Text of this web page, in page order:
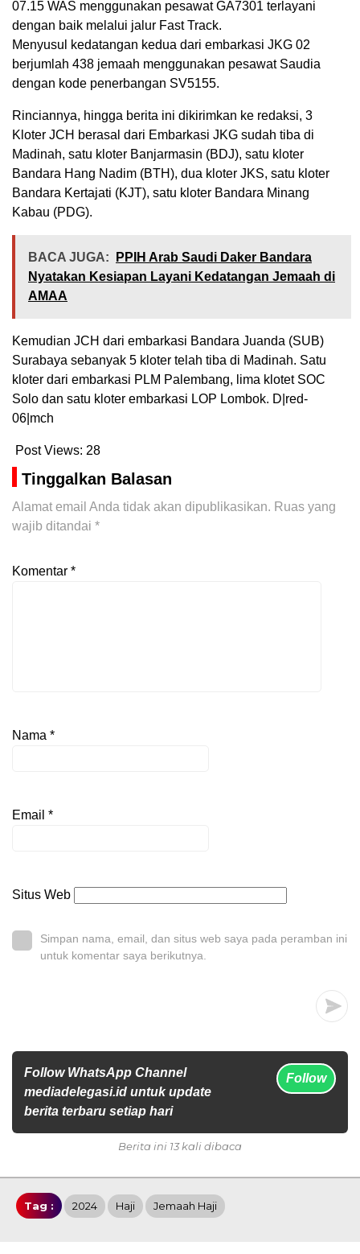
07.15 WAS menggunakan pesawat GA7301 terlayani
dengan baik melalui jalur Fast Track.
Menyusul kedatangan kedua dari embarkasi JKG 02
berjumlah 438 jemaah menggunakan pesawat Saudia
dengan kode penerbangan SV5155.
Rinciannya, hingga berita ini dikirimkan ke redaksi, 3
Kloter JCH berasal dari Embarkasi JKG sudah tiba di
Madinah, satu kloter Banjarmasin (BDJ), satu kloter
Bandara Hang Nadim (BTH), dua kloter JKS, satu kloter
Bandara Kertajati (KJT), satu kloter Bandara Minang
Kabau (PDG).
BACA JUGA:
PPIH Arab Saudi Daker Bandara
Nyatakan Kesiapan Layani Kedatangan Jemaah di
AMAA
Kemudian JCH dari embarkasi Bandara Juanda (SUB)
Surabaya sebanyak 5 kloter telah tiba di Madinah. Satu
kloter dari embarkasi PLM Palembang, lima klotet SOC
Solo dan satu kloter embarkasi LOP Lombok. D|red-
06|mch
Post Views: 28
Tinggalkan Balasan
Alamat email Anda tidak akan dipublikasikan. Ruas yang
wajib ditandai *
Komentar *
Nama *
Email *
Situs Web
Simpan nama, email, dan situs web saya pada peramban ini
untuk komentar saya berikutnya.
Follow WhatsApp Channel
mediadelegasi.id untuk update
berita terbaru setiap hari
Follow
Berita ini 13 kali dibaca
Tag : 2024 Haji Jemaah Haji